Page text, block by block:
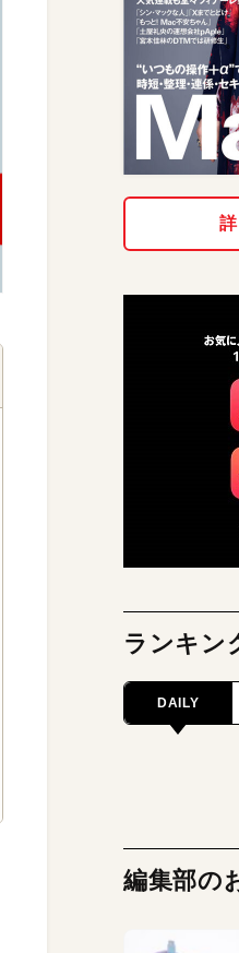
ランキン
DAILY
編集部の